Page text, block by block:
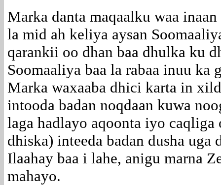
Marka danta maqaalku waa
la mid ah keliya aysan
qarankii oo dhan baa dhulka ku
Soomaaliya baa la rabaa inuu
Marka waxaaba dhici karta in
intooda badan noqdaan kuwa
laga hadlayo aqoonta iyo caqliga
dhiska) inteeda badan dusha uga
Ilaahay baa i lahe, anigu marna
mahayo.